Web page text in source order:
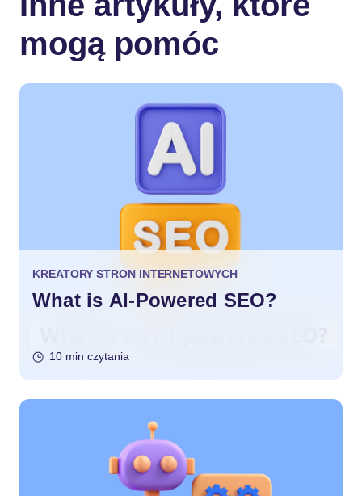
mogą pomóc
KREATORY STRON INTERNETOWYCH
What is AI-Powered SEO?
10 min czytania